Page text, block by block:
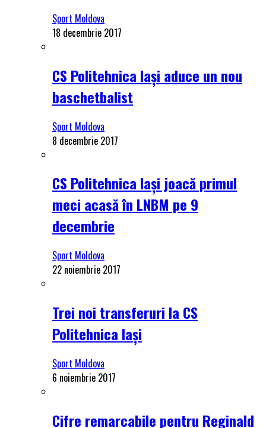
Sport Moldova
18 decembrie 2017
CS Politehnica Iași aduce un nou
baschetbalist
Sport Moldova
8 decembrie 2017
CS Politehnica Iași joacă primul
meci acasă în LNBM pe 9
decembrie
Sport Moldova
22 noiembrie 2017
Trei noi transferuri la CS
Politehnica Iași
Sport Moldova
6 noiembrie 2017
Cifre remarcabile pentru Reginald